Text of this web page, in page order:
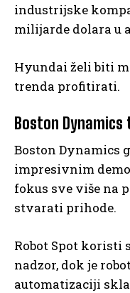
industrijske
milijarde dolara u
Hyundai želi biti
trenda profitirati.
Boston
Boston Dynamics
impresivnim
fokus sve više na
stvarati prihode.
Robot Spot koristi
nadzor, dok je
automatizaciji